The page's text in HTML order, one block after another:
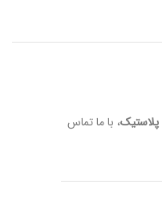
پلاستیک، با ما تماس